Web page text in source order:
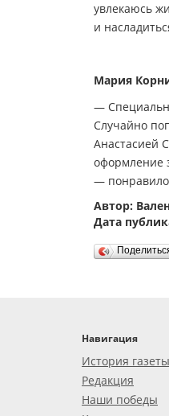
увлекаюсь
и
Мария
—
Случайно
Анастасией
оформление
—
Автор:
Дата
Навигация
История газеты
Редакция
Наши победы